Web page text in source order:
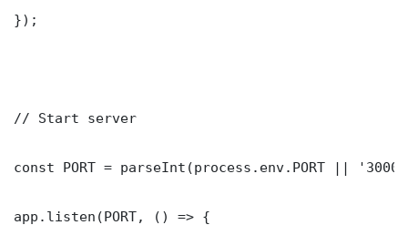
});
// Start server
const PORT = parseInt(process.env.PORT ||
app.listen(PORT, () => {